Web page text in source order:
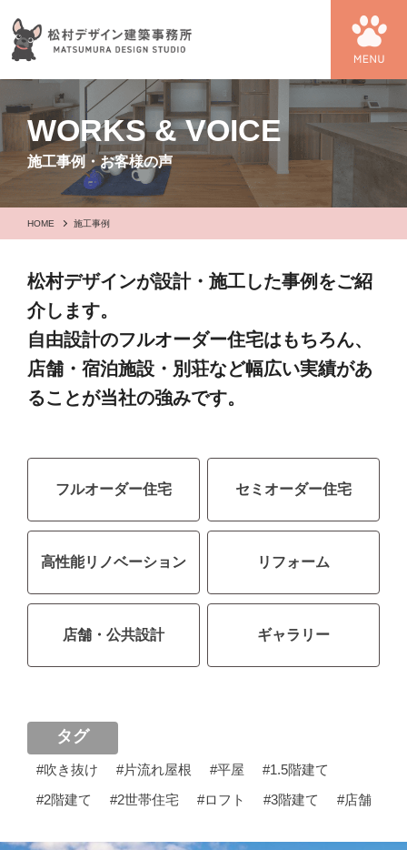
WORKS & VOICE
施工事例・お客様の声
HOME 施工事例
松村デザインが設計・施工した事例をご紹
介します。
自由設計のフルオーダー住宅はもちろん、
店舗・宿泊施設・別荘など幅広い実績があ
ることが当社の強みです。
フルオーダー住宅 セミオーダー住宅
高性能リノベーション リフォーム
店舗・公共設計 ギャラリー
タグ
#吹き抜け #片流れ屋根 #平屋
#1.5階建て
#2階建て
#2世帯住宅 #ロフト #3階建て #店舗